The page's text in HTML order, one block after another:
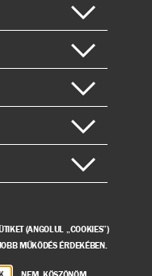
(ANGOLUL „COOKIES”)
MŰKÖDÉS ÉRDEKÉBEN.